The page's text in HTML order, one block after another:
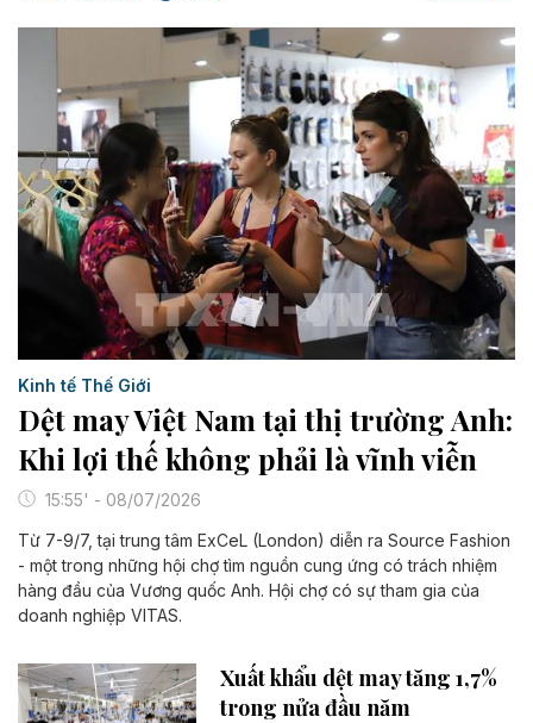
Kinh tế Thế Giới
Dệt may Việt Nam tại thị trường Anh:
Khi lợi thế không phải là vĩnh viễn
15:55' - 08/07/2026
Từ 7-9/7, tại trung tâm ExCeL (London) diễn ra Source Fashion
- một trong những hội chợ tìm nguồn cung ứng có trách nhiệm
hàng đầu của Vương quốc Anh. Hội chợ có sự tham gia của
doanh nghiệp VITAS.
Xuất khẩu dệt may tăng 1,7%
trong nửa đầu năm